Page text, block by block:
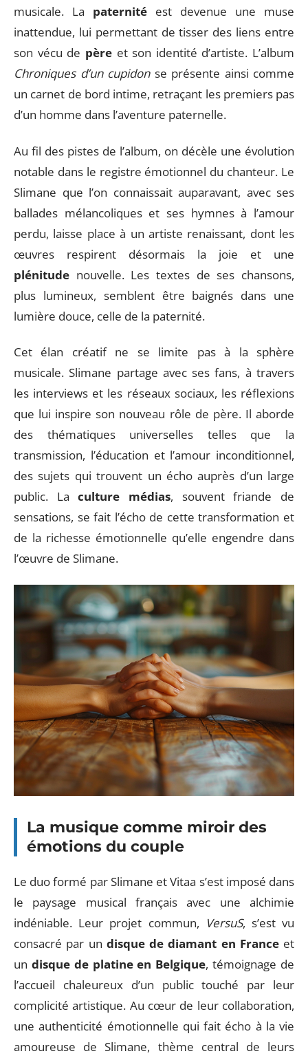
musicale. La paternité est devenue une muse
inattendue, lui permettant de tisser des liens entre
son vécu de pèreet son identité d’artiste. L’album
Chroniques d’un cupidonse présente ainsi comme
un carnet de bord intime, retraçant les premiers pas
d’un homme dans l’aventure paternelle.
Au fil des pistes de l’album, on décèle une évolution
notable dans le registre émotionnel du chanteur. Le
Slimane que l’on connaissait auparavant, avec ses
ballades mélancoliques et ses hymnes à l’amour
perdu, laisse place à un artiste renaissant, dont les
œuvres respirent désormais la joie et une
plénitude nouvelle. Les textes de ses chansons,
plus lumineux, semblent être baignés dans une
lumière douce, celle de la paternité.
Cet élan créatif ne se limite pas à la sphère
musicale. Slimane partage avec ses fans, à travers
les interviews et les réseaux sociaux, les réflexions
que lui inspire son nouveau rôle de père. Il aborde
des thématiques universelles telles que la
transmission, l’éducation et l’amour inconditionnel,
des sujets qui trouvent un écho auprès d’un large
public. Laculture médias, souvent friande de
sensations, se fait l’écho de cette transformation et
de la richesse émotionnelle qu’elle engendre dans
l’œuvre de Slimane.
La musique comme miroir des
émotions du couple
Le duo formé par Slimane et Vitaa s’est imposé dans
le paysage musical français avec une alchimie
indéniable. Leur projet commun, VersuS, s’est vu
consacré par un disque de diamant en Franceet
un disque de platine en Belgique, témoignage de
l’accueil chaleureux d’un public touché par leur
complicité artistique. Au cœur de leur collaboration,
une authenticité émotionnelle qui fait écho à la vie
amoureuse de Slimane, thème central de leurs